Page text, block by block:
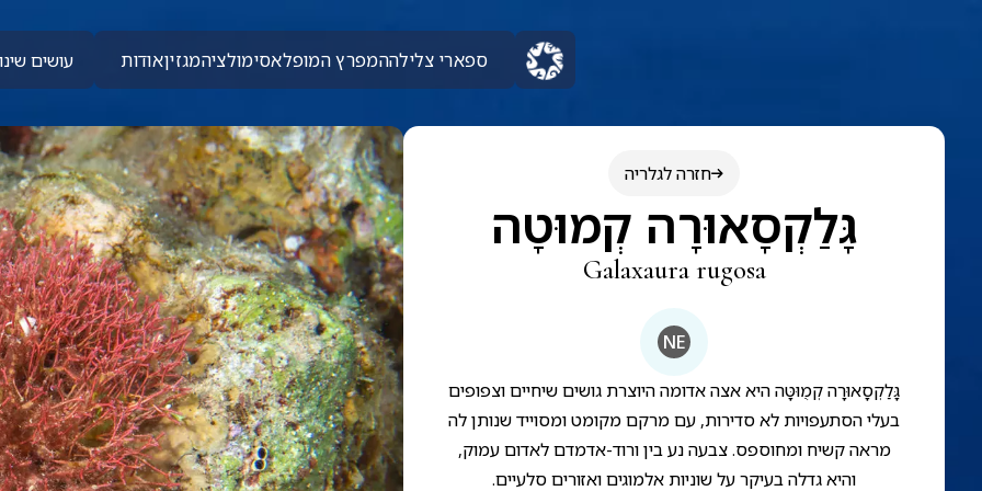
ספארי צלילההמפרץ המופלאסימולציהמגזיןאודות עושים
חזרה לגלריה
גָּלַקְסָאוּרָה קְמוּטָה
Galaxaura rugosa
NE
גָּלַקְסָאוּרָה קְמֻוּטָּה היא אצה אדומה היוצרת גושים שיחיים וצפופים
בעלי הסתעפויות לא סדירות, עם מרקם מקומט ומסוייד שנותן לה
מראה קשיח ומחוספס. צבעה נע בין ורוד-אדמדם לאדום עמוק,
והיא גדלה בעיקר על שוניות אלמוגים ואזורים סלעיים.